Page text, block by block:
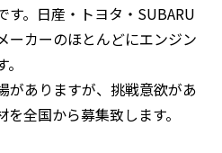
す。日産・トヨタ・SUBARU
ーカーのほとんどにエンジン
がありますが、挑戦意欲があ
全国から募集致します。